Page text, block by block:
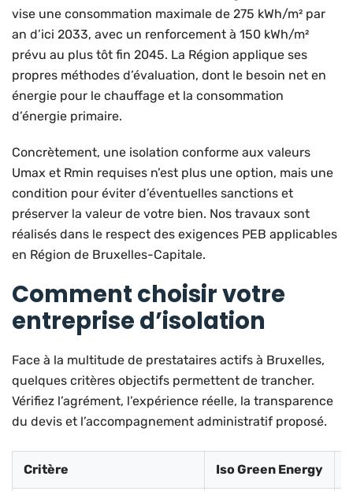
vise une consommation maximale de 275 kWh/m² par
an d’ici 2033, avec un renforcement à 150 kWh/m²
prévu au plus tôt fin 2045. La Région applique ses
propres méthodes d’évaluation, dont le besoin net en
énergie pour le chauffage et la consommation
d’énergie primaire.
Concrètement, une isolation conforme aux valeurs
Umax et Rmin requises n’est plus une option, mais une
condition pour éviter d’éventuelles sanctions et
préserver la valeur de votre bien. Nos travaux sont
réalisés dans le respect des exigences PEB applicables
en Région de Bruxelles-Capitale.
Comment choisir votre
entreprise d’isolation
Face à la multitude de prestataires actifs à Bruxelles,
quelques critères objectifs permettent de trancher.
Vérifiez l’agrément, l’expérience réelle, la transparence
du devis et l’accompagnement administratif proposé.
Critère Iso Green Energy